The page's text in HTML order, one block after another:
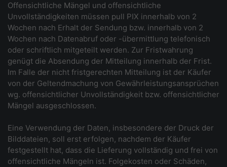
Offensichtliche Mängel und offensichtliche
Unvollständigkeiten müssen pull PIX innerhalb von 2
Wochen nach Erhalt der Sendung bzw. innerhalb von 2
Wochen nach Datenabruf oder -übermittlung telefonisch
oder schriftlich mitgeteilt werden. Zur Fristwahrung
genügt die Absendung der Mitteilung innerhalb der Frist.
Im Falle der nicht fristgerechten Mitteilung ist der Käufer
von der Geltendmachung von Gewährleistungsansprüchen
wg. offensichtlicher Unvollständigkeit bzw. offensichtlicher
Mängel ausgeschlossen.
Eine Verwendung der Daten, insbesondere der Druck der
Bilddateien, soll erst erfolgen, nachdem der Käufer
festgestellt hat, dass die Lieferung vollständig und frei von
offensichtliche Mängeln ist. Folgekosten oder Schäden,